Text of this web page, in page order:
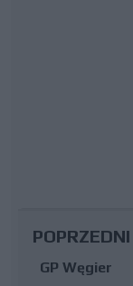
GP Węgier